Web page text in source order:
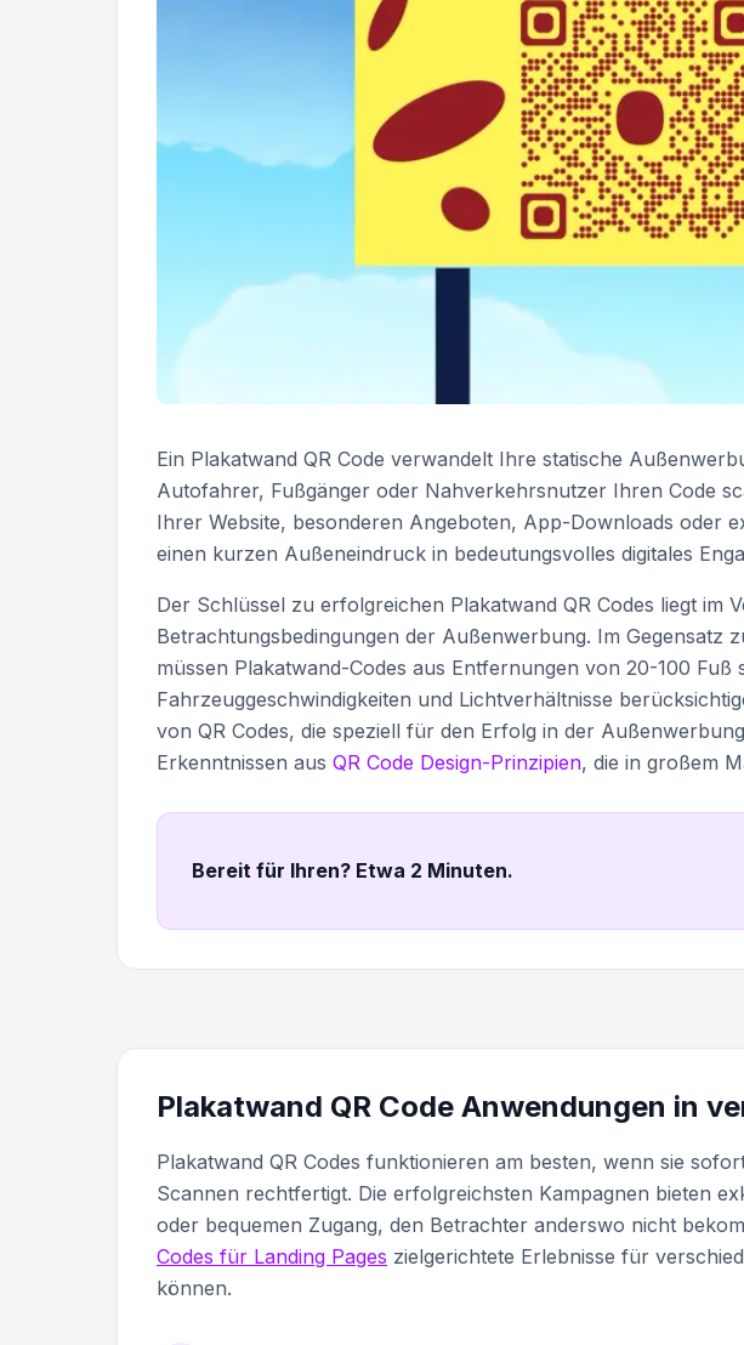
Ein Plakatwand QR Code verwandelt Ihre statische
Autofahrer, Fußgänger oder Nahverkehrsnutzer Ihren Code
Ihrer Website, besonderen Angeboten, App-Downloads oder
einen kurzen Außeneindruck in bedeutungsvolles digitales
Der Schlüssel zu erfolgreichen Plakatwand QR Codes liegt im
Betrachtungsbedingungen der Außenwerbung. Im Gegensatz
müssen Plakatwand-Codes aus Entfernungen von 20-100 Fuß
Fahrzeuggeschwindigkeiten und Lichtverhältnisse
von QR Codes, die speziell für den Erfolg in der
Erkenntnissen aus QR Code Design-Prinzipien, die in großem
Bereit für Ihren? Etwa 2 Minuten.
Plakatwand QR Code Anwendungen in
Plakatwand QR Codes funktionieren am besten, wenn sie
Scannen rechtfertigt. Die erfolgreichsten Kampagnen bieten
oder bequemen Zugang, den Betrachter anderswo nicht
Codes für Landing Pages zielgerichtete Erlebnisse für
können.